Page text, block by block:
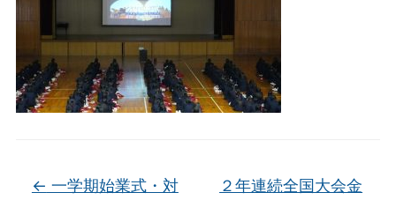
← 一学期始業式・対
２年連続全国大会金